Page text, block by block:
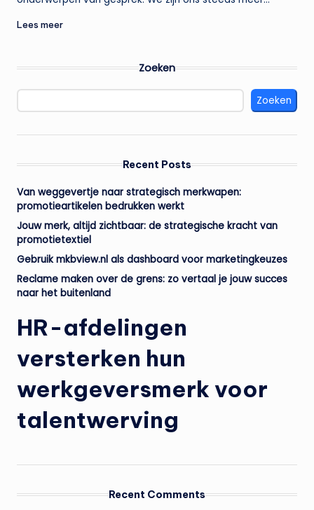
Lees meer
Zoeken
Zoeken
Recent Posts
Van weggevertje naar strategisch merkwapen:
promotieartikelen bedrukken werkt
Jouw merk, altijd zichtbaar: de strategische kracht van
promotietextiel
Gebruik mkbview.nl als dashboard voor marketingkeuzes
Reclame maken over de grens: zo vertaal je jouw succes
naar het buitenland
HR-afdelingen
versterken hun
werkgeversmerk voor
talentwerving
Recent Comments